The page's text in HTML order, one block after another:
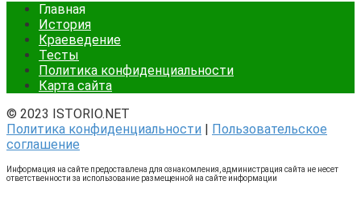
Главная
История
Краеведение
Тесты
Политика конфиденциальности
Карта сайта
© 2023 ISTORIO.NET
Политика конфиденциальности | Пользовательское
соглашение
Информация на сайте предоставлена для ознакомления, администрация сайта не несет
ответственности за использование размещенной на сайте информации